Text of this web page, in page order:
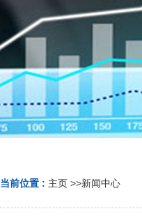
当前位置 : 主页 >>新闻中心